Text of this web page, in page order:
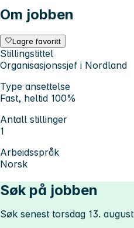
Om jobben
Lagre favoritt
Stillingstittel
Organisasjonssjef i Nordland
Type ansettelse
Fast, heltid 100%
Antall stillinger
1
Arbeidsspråk
Norsk
Søk på jobben
Søk senest torsdag 13. august